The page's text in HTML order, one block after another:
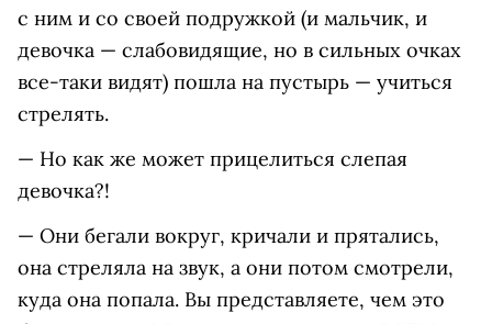
с ним и со своей подружкой (и мальчик, и
девочка — слабовидящие, но в сильных очках
все-таки видят) пошла на пустырь — учиться
стрелять.
— Но как же может прицелиться слепая
девочка?!
— Они бегали вокруг, кричали и прятались,
она стреляла на звук, а они потом смотрели,
куда она попала. Вы представляете, чем это